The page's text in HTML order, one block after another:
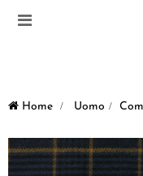
Navigazione
Home > Uomo >